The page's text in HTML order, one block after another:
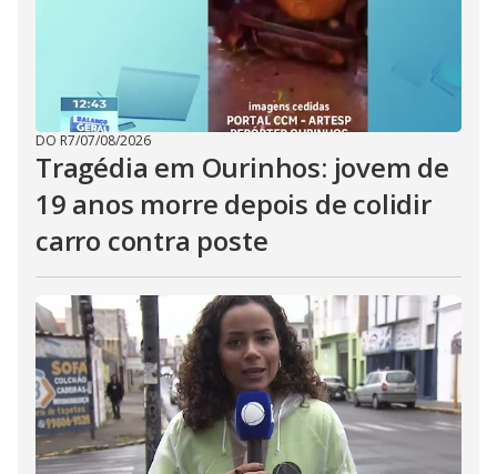
DO R7/07/08/2026
Tragédia em Ourinhos: jovem de
19 anos morre depois de colidir
carro contra poste